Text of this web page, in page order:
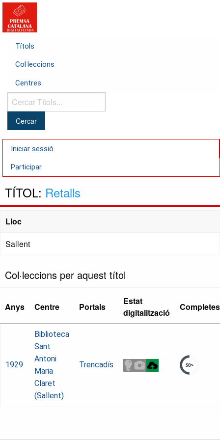
Títols
Col·leccions
Centres
Cercar
Títols...
Iniciar sessió
Participar
TÍTOL: Retalls
Lloc
Sallent
Col·leccions per aquest títol
Anys Centre Portals
Estat
digitalització
1929
Biblioteca
Sant
Antoni
Maria
Claret
(Sallent)
Trencadís